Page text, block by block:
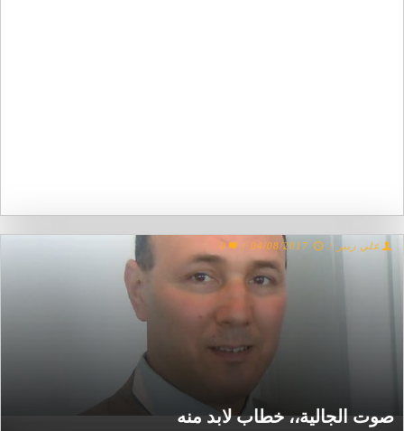
صوت الجالية،، خطاب لابد منه
علي زبير /
04/08/2017
/
0